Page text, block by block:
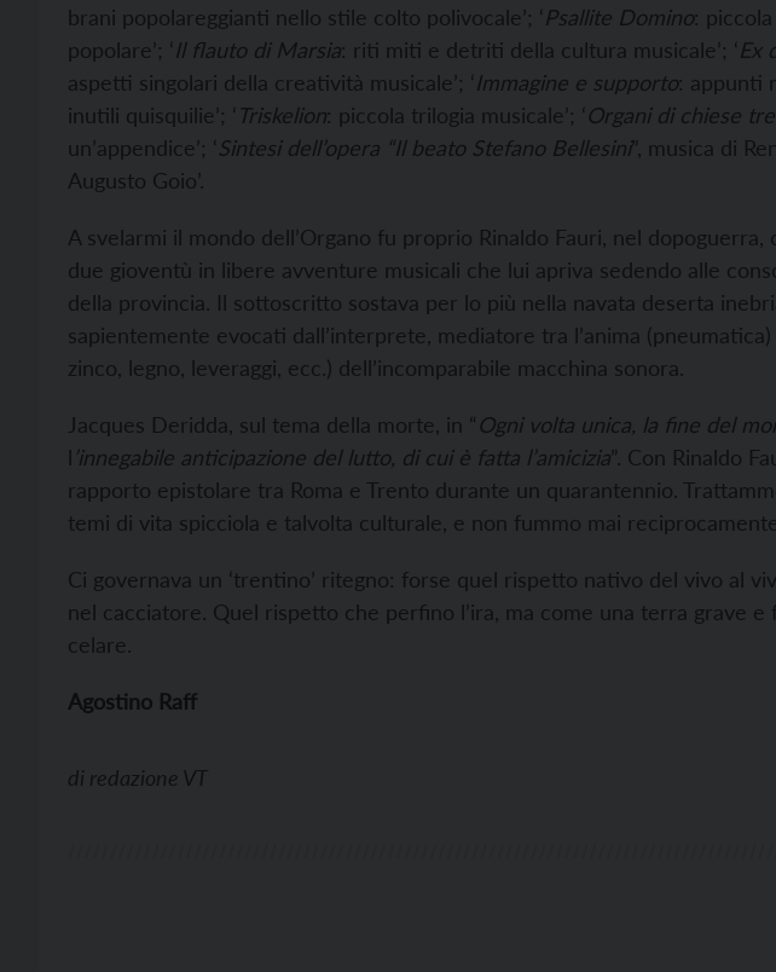
brani popolareggianti nello stile colto polivocale’; ‘Psallite Domino:
popolare’; ‘Il flauto di Marsia: riti miti e detriti della cultura musicale’; ‘Ex
aspetti singolari della creatività musicale’; ‘Immagine e supporto: appunti
inutili quisquilie’; ‘ Triskelion: piccola trilogia musicale’; ‘ Organi di chiese
un’appendice’; ‘Sintesi dell’opera “Il beato Stefano Bellesini”, musica di
Augusto Goio’.
A svelarmi il mondo dell’Organo fu proprio Rinaldo Fauri, nel dopoguerra,
due gioventù in libere avventure musicali che lui apriva sedendo alle
della provincia. Il sottoscritto sostava per lo più nella navata deserta
sapientemente evocati dall’interprete, mediatore tra l’anima
zinco, legno, leveraggi, ecc.) dell’incomparabile macchina sonora.
Jacques Deridda, sul tema della morte, in “ Ogni volta unica, la fine del
l ’innegabile anticipazione del lutto, di cui è fatta l’amicizia”. Con Rinaldo
rapporto epistolare tra Roma e Trento durante un quarantennio.
temi di vita spicciola e talvolta culturale, e non fummo mai
Ci governava un ‘trentino’ ritegno: forse quel rispetto nativo del vivo al
nel cacciatore. Quel rispetto che perfino l’ira, ma come una terra grave
celare.
Agostino Raff
di redazione VT